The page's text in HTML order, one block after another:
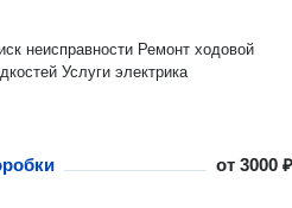
неисправности Ремонт ходовой
Услуги электрика
от3000 ₽